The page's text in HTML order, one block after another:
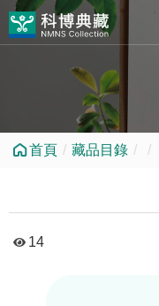
跳到中央內容區塊
首頁 藏品目錄
14